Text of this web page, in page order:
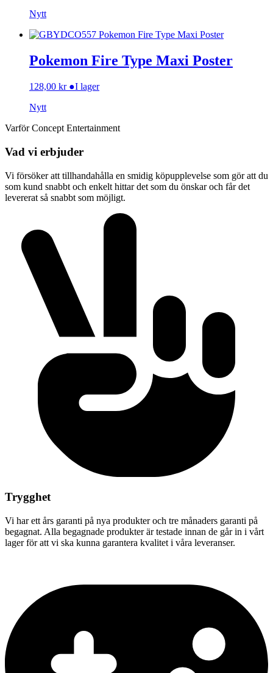
Nytt
Pokemon Fire Type Maxi Poster
128,00 kr ●I lager
Nytt
Varför Concept Entertainment
Vad vi erbjuder
Vi försöker att tillhandahålla en smidig köpupplevelse som gör att du
som kund snabbt och enkelt hittar det som du önskar och får det
levererat så snabbt som möjligt.
Trygghet
Vi har ett års garanti på nya produkter och tre månaders garanti på
begagnat. Alla begagnade produkter är testade innan de går in i vårt
lager för att vi ska kunna garantera kvalitet i våra leveranser.